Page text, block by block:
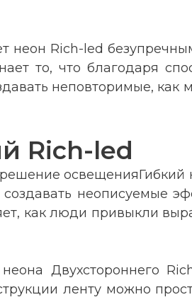
неон Rich-led
то, что благодаря
неповторимые,
Rich-led
неописуемые
как люди привыкли
Двухстороннего
ленту можно